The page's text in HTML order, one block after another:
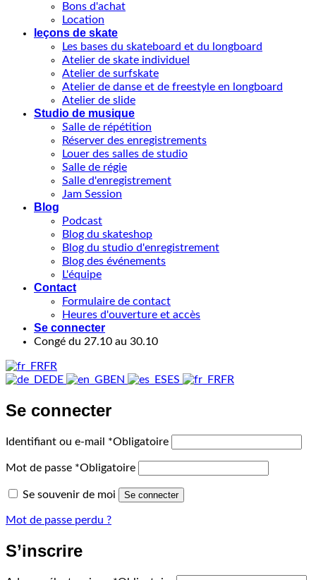
Bons d'achat
Location
leçons de skate
Les bases du skateboard et du longboard
Atelier de skate individuel
Atelier de surfskate
Atelier de danse et de freestyle en longboard
Atelier de slide
Studio de musique
Salle de répétition
Réserver des enregistrements
Louer des salles de studio
Salle de régie
Salle d'enregistrement
Jam Session
Blog
Podcast
Blog du skateshop
Blog du studio d'enregistrement
Blog des événements
L'équipe
Contact
Formulaire de contact
Heures d'ouverture et accès
Se connecter
Congé du 27.10 au 30.10
FR
DE
EN ES FR
Se connecter
Identifiant ou e-mail *Obligatoire
Mot de passe *Obligatoire
Se souvenir de moi Se connecter
Mot de passe perdu ?
S’inscrire